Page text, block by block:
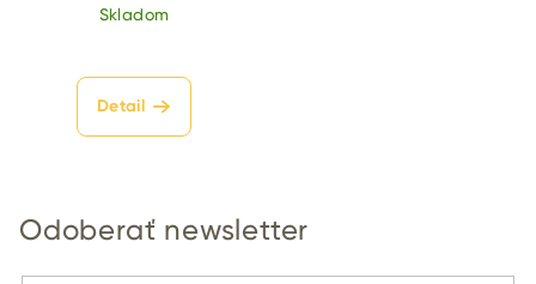
Skladom
Detail
Odoberať newsletter